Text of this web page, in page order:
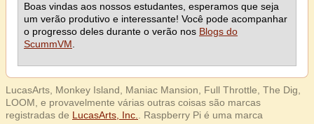
Boas vindas aos nossos estudantes, esperamos que seja
um verão produtivo e interessante! Você pode acompanhar
o progresso deles durante o verão nos Blogs do
ScummVM
LucasArts, Monkey Island, Maniac Mansion, Full Throttle, The Dig,
LOOM, e provavelmente várias outras coisas são marcas
registradas de LucasArts, Inc.
. Raspberry Pi é uma marca